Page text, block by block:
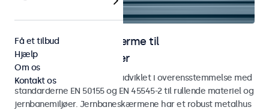
Skærme og touchskærme til
jernbaneapplikationer
Skærme og touchskærme udviklet i overensstemmelse med
standarderne EN 50155 og EN 45545-2 til rullende materiel og
jernbanemiljøer. Jernbaneskærmene har et robust metalhus
Få et tilbud
Hjælp
Om os
Kontakt os